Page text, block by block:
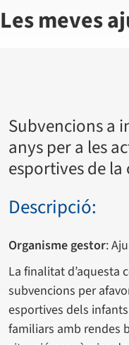
Les meves
Subvencions a
anys per a les
esportives de
Descripció:
Organisme gestor:
La finalitat d’aquesta
subvencions per
esportives dels
familiars amb rendes